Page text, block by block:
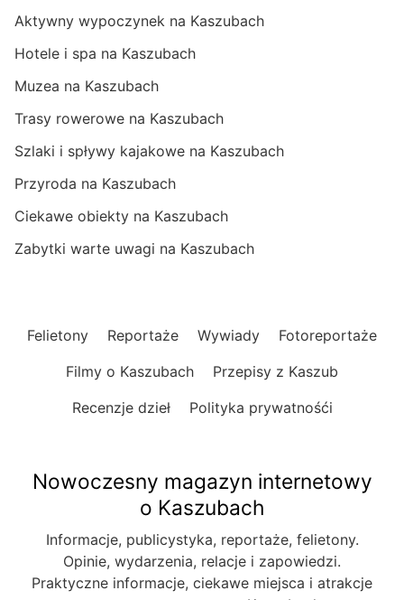
Aktywny wypoczynek na Kaszubach
Hotele i spa na Kaszubach
Muzea na Kaszubach
Trasy rowerowe na Kaszubach
Szlaki i spływy kajakowe na Kaszubach
Przyroda na Kaszubach
Ciekawe obiekty na Kaszubach
Zabytki warte uwagi na Kaszubach
Felietony Reportaże Wywiady
Fotoreportaże
Filmy o Kaszubach
Przepisy z Kaszub
Recenzje dzieł
Polityka prywatnośći
Nowoczesny magazyn internetowy
o Kaszubach
Informacje, publicystyka, reportaże, felietony.
Opinie, wydarzenia, relacje i zapowiedzi.
Praktyczne informacje, ciekawe miejsca i atrakcje